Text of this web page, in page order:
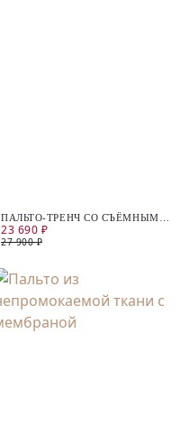
ПАЛЬТО-ТРЕНЧ СО СЪЁМНЫМ
КАПЮШОНОМ
23 690 ₽
27 900 ₽